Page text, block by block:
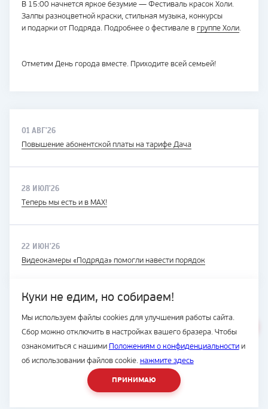
Куки не едим, но собираем!
Мы используем файлы cookies для улучшения работы сайта.
Сбор можно отключить в настройках вашего бразера. Чтобы
ознакомиться с нашими Положениям о конфиденциальностии
об использовании файлов cookie. нажмите здесь
ПРИНИМАЮ
В 15:00 начнется яркое безумие — Фестиваль красок Холи.
Залпы разноцветной краски, стильная музыка, конкурсы
и подарки от Подряда. Подробнее о фестивале в группе Холи.
Отметим День города вместе. Приходите всей семьей!
01 АВГ'26
Повышение абонентской платы на тарифе Дача
28 ИЮЛ'26
Теперь мы есть и в MAX!
22 ИЮН'26
Видеокамеры «Подряда» помогли навести порядок
© Подряд, 1997-2026
8 (42337) 9-15-55